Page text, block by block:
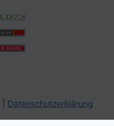
Datenschutzerklärung